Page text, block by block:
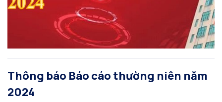
Thông báo Báo cáo thường niên năm
2024